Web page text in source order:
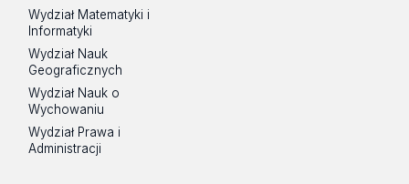
Wydział Matematyki i
Informatyki
Wydział Nauk
Geograficznych
Wydział Nauk o
Wychowaniu
Wydział Prawa i
Administracji